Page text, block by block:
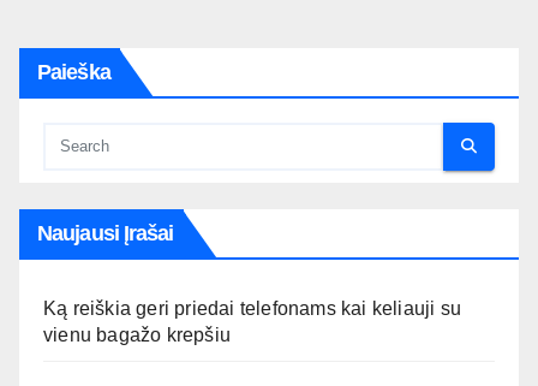
Paieška
Naujausi Įrašai
Ką reiškia geri priedai telefonams kai keliauji su
vienu bagažo krepšiu